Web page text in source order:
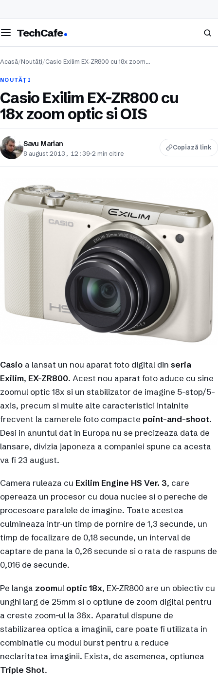
meniul
TechCafe Caută
Acasă/Noutăți/Casio Exilim EX-ZR800 cu 18x zoom…
NOUTĂȚI
Casio Exilim EX-ZR800 cu
18x zoom optic si OIS
Savu Marian
8 august 2013, 12:39·2 min citire
Copiază link
Casio a lansat un nou aparat foto digital din seria
Exilim, EX-ZR800. Acest nou aparat foto aduce cu sine
zoomul optic 18x si un stabilizator de imagine 5-stop/5-
axis, precum si multe alte caracteristici intalnite
frecvent la camerele foto compacte point-and-shoot.
Desi in anuntul dat in Europa nu se precizeaza data de
lansare, divizia japoneza a companiei spune ca acesta
va fi 23 august.
Camera ruleaza cu Exilim Engine HS Ver. 3, care
opereaza un procesor cu doua nuclee si o pereche de
procesoare paralele de imagine. Toate acestea
culmineaza intr-un timp de pornire de 1,3 secunde, un
timp de focalizare de 0,18 secunde, un interval de
captare de pana la 0,26 secunde si o rata de raspuns de
0,016 de secunde.
Pe langa zoomul optic 18x, EX-ZR800 are un obiectiv cu
unghi larg de 25mm si o optiune de zoom digital pentru
a creste zoom-ul la 36x. Aparatul dispune de
stabilizarea optica a imaginii, care poate fi utilizata in
combinatie cu modul burst pentru a reduce
neclaritatea imaginii. Exista, de asemenea, optiunea
Triple Shot.